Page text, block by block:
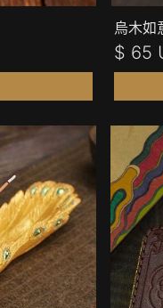
烏木如
$ 65